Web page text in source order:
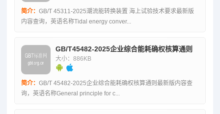
简介： GB/T 45311-2025潮流能转换装置 海上试验技术要求最新版
内容查询，英语名称Tidal energy conver...
GB/T45482-2025企业综合能耗确权核算通则
大小：886KB
简介： GB/T 45482-2025企业综合能耗确权核算通则最新版内容查
询，英语名称General principle for c...